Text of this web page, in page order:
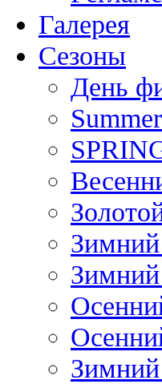
Галерея
Сезоны
День
Зимний